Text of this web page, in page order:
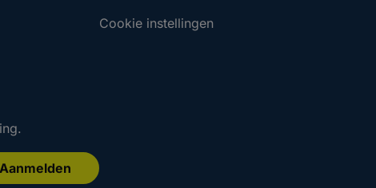
Cookie instellingen
Aanmelden